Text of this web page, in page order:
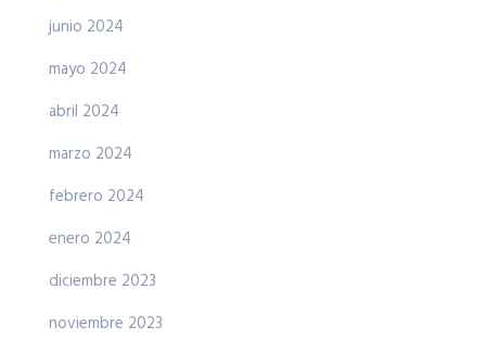
junio 2024
mayo 2024
abril 2024
marzo 2024
febrero 2024
enero 2024
diciembre 2023
noviembre 2023